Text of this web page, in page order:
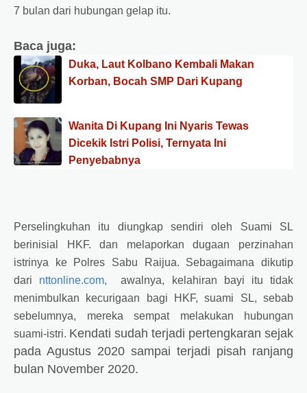
7 bulan dari hubungan gelap itu.
Baca juga:
Duka, Laut Kolbano Kembali Makan
Korban, Bocah SMP Dari Kupang
Wanita Di Kupang Ini Nyaris Tewas
Dicekik Istri Polisi, Ternyata Ini
Penyebabnya
Perselingkuhan itu diungkap sendiri oleh Suami SL
berinisial HKF. dan melaporkan dugaan perzinahan
istrinya ke Polres Sabu Raijua. Sebagaimana dikutip
dari nttonline.com, awalnya, kelahiran bayi itu tidak
menimbulkan kecurigaan bagi HKF, suami SL, sebab
sebelumnya, mereka sempat melakukan hubungan
suami-istri. Kendati sudah terjadi pertengkaran sejak
pada Agustus 2020 sampai terjadi pisah ranjang
bulan November 2020.